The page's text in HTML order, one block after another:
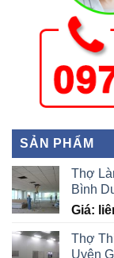
SẢN PHẨM
Thợ
Bình
Giá:
Thợ
Uyên